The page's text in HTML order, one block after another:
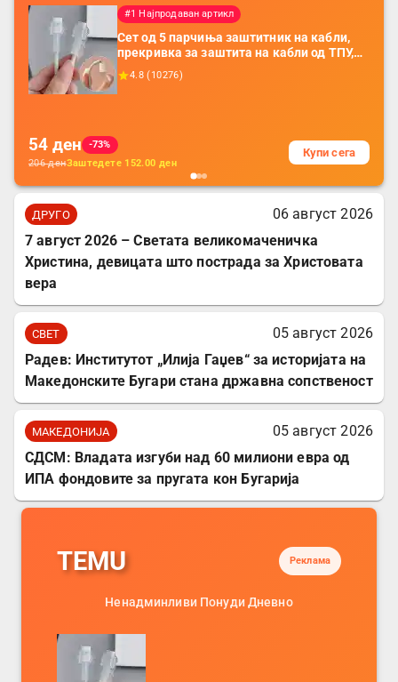
#1 Најпродаван артикл
Сет од 5 парчиња заштитник на кабли,
прекривка за заштита на кабли од ТПУ,
додатоци за заштита на кабли, без
батерија, за мобилни телефони, комплет
4.8 ( 10276)
54 ден
-73%
206денЗаштедете 152.00 ден
Купи сега
ДРУГО
06 август 2026
7 август 2026 – Светата великомаченичка
Христина, девицата што пострада за Христовата
вера
СВЕТ
05 август 2026
Радев: Институтот „Илија Гаџев“ за историјата на
Македонските Бугари стана државна сопственост
МАКЕДОНИЈА
05 август 2026
СДСМ: Владата изгуби над 60 милиони евра од
ИПА фондовите за пругата кон Бугарија
TEMU Реклама
Ненадминливи Понуди Дневно